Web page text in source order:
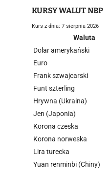
KURSY WALUT NBP
Kurs z dnia: 7 sierpnia 2026
Waluta
Dolar amerykański
Euro
Frank szwajcarski
Funt szterling
Hrywna (Ukraina)
Jen (Japonia)
Korona czeska
Korona norweska
Lira turecka
Yuan renminbi (Chiny)